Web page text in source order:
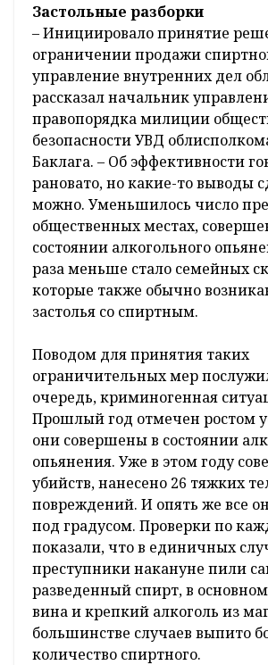
Застольные разборки
– Инициировало принятие
ограничении продажи
управление внутренних дел
рассказал начальник
правопорядка милиции
безопасности УВД
Баклага. – Об эффективности
рановато, но какие-то выводы
можно. Уменьшилось число
общественных местах,
состоянии алкогольного
раза меньше стало семейных
которые также обычно
застолья со спиртным.
Поводом для принятия таких
ограничительных мер
очередь, криминогенная
Прошлый год отмечен ростом
они совершены в состоянии
опьянения. Уже в этом году
убийств, нанесено 26 тяжких
повреждений. И опять же все
под градусом. Проверки по
показали, что в единичных
преступники накануне пили
разведенный спирт, в
вина и крепкий алкоголь из
большинстве случаев выпито
количество спиртного.